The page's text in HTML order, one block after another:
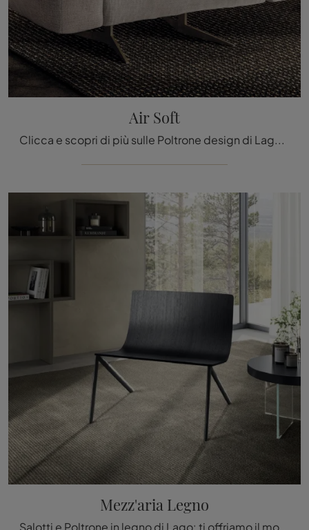
Air Soft
Clicca e scopri di più sulle Poltrone design di Lago! Molteplici modelli in tessuto, come Air Soft, ti attendono.
Mezz'aria Legno
Salotti e Poltrone in legno di Lago: ti offriamo il modello Mezz'aria Legno in legno per completare i tuoi spazi.